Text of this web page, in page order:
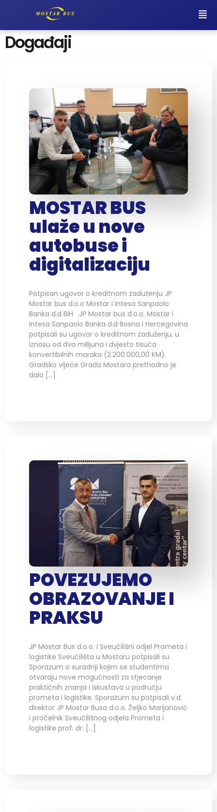
Događaji
MOSTAR BUS
ulaže u nove
autobuse i
digitalizaciju
Potpisan ugovor o kreditnom zaduženju JP
Mostar bus d.o.o Mostar i Intesa Sanpaolo
Banka d.d BiH JP Mostar bus d.o.o. Mostar i
Intesa Sanpaolo Banka d.d Bosna i Hercegovina
potpisali su ugovor o kreditnom zaduženju, u
iznosu od dva milijuna i dvjesto tisuća
konvertibilnih maraka (2.200.000,00 KM).
Gradsko vijeće Grada Mostara prethodno je
dalo […]
POVEZUJEMO
OBRAZOVANJE I
PRAKSU
JP Mostar Bus d.o.o. i Sveučilišni odjel Prometa i
logistike Sveučilišta u Mostaru potpisali su
Sporazum o suradnji kojim se studentima
otvaraju nove mogućnosti za stjecanje
praktičnih znanja i iskustava u području
prometa i logistike. Sporazum su potpisali v.d.
direktor JP Mostar Busa d.o.o. Željko Marijanović
i pročelnik Sveučilišnog odjela Prometa i
logistike prof. dr. […]